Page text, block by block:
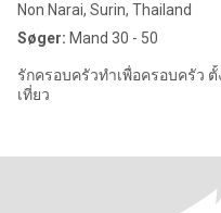
Non Narai, Surin, Thailand
Søger: Mand 30 - 50
รักครอบครัวทำเพื่อครอบครัว ตั้งใจทำงาน เที่ยวสังสรรค์บ้าง ชอบท่อง
เที่ยว